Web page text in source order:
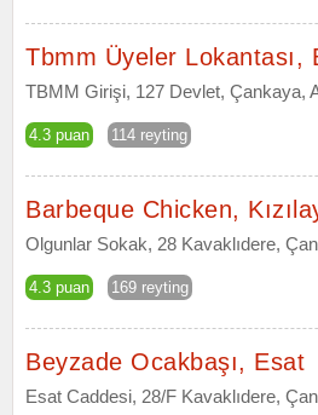
Tbmm Üyeler Lokantası,
TBMM Girişi, 127 Devlet, Çankaya,
4.3 puan 114 reyting
Barbeque Chicken,
Olgunlar Sokak, 28 Kavaklıdere,
4.3 puan 169 reyting
Beyzade Ocakbaşı, Esat
Esat Caddesi, 28/F Kavaklıdere,